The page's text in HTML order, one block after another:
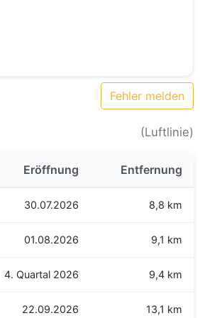
Fehler melden
(Luftlinie)
Eröffnung Entfernung
30.07.2026 8,8 km
01.08.2026 9,1 km
4. Quartal 2026 9,4 km
22.09.2026 13,1 km